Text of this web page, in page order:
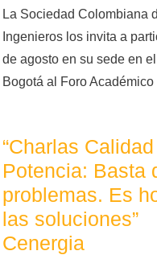
La Sociedad Colombiana
Ingenieros los invita a
de agosto en su sede en
Bogotá al Foro
“Charlas
Potencia: Basta
problemas. Es
las soluciones”
Cenergia